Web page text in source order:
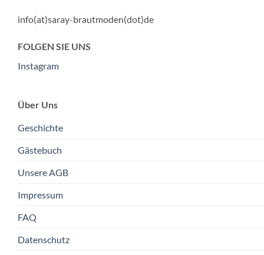
info(at)saray-brautmoden(dot)de
FOLGEN SIE UNS
Instagram
Über Uns
Geschichte
Gästebuch
Unsere AGB
Impressum
FAQ
Datenschutz